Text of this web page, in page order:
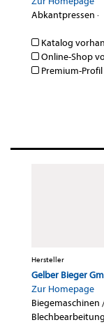
Abkantpressen ·
Katalog
Online-Shop
Premium-Profil
Hersteller
Gelber Bieger
Zur Homepage
Biegemaschinen